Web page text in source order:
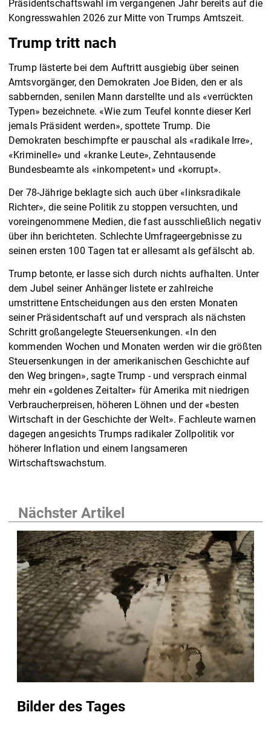
Präsidentschaftswahl im vergangenen Jahr bereits auf die
Kongresswahlen 2026 zur Mitte von Trumps Amtszeit.
Trump tritt nach
Trump lästerte bei dem Auftritt ausgiebig über seinen
Amtsvorgänger, den Demokraten Joe Biden, den er als
sabbernden, senilen Mann darstellte und als «verrückten
Typen» bezeichnete. «Wie zum Teufel konnte dieser Kerl
jemals Präsident werden», spottete Trump. Die
Demokraten beschimpfte er pauschal als «radikale Irre»,
«Kriminelle» und «kranke Leute», Zehntausende
Bundesbeamte als «inkompetent» und «korrupt».
Der 78-Jährige beklagte sich auch über «linksradikale
Richter», die seine Politik zu stoppen versuchten, und
voreingenommene Medien, die fast ausschließlich negativ
über ihn berichteten. Schlechte Umfrageergebnisse zu
seinen ersten 100 Tagen tat er allesamt als gefälscht ab.
Trump betonte, er lasse sich durch nichts aufhalten. Unter
dem Jubel seiner Anhänger listete er zahlreiche
umstrittene Entscheidungen aus den ersten Monaten
seiner Präsidentschaft auf und versprach als nächsten
Schritt großangelegte Steuersenkungen. «In den
kommenden Wochen und Monaten werden wir die größten
Steuersenkungen in der amerikanischen Geschichte auf
den Weg bringen», sagte Trump - und versprach einmal
mehr ein «goldenes Zeitalter» für Amerika mit niedrigen
Verbraucherpreisen, höheren Löhnen und der «besten
Wirtschaft in der Geschichte der Welt». Fachleute warnen
dagegen angesichts Trumps radikaler Zollpolitik vor
höherer Inflation und einem langsameren
Wirtschaftswachstum.
Nächster Artikel
Bilder des Tages